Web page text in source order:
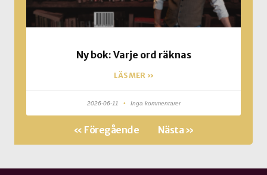
Ny bok: Varje ord räknas
LÄS MER »
2026-06-11 Inga kommentarer
« Föregående Nästa »